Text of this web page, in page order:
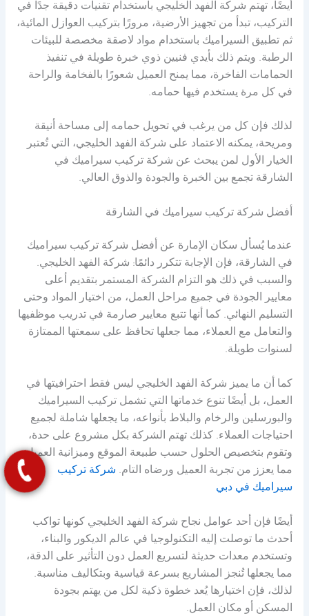
أيضًا، تهتم شركة الفهد الخليجي باستخدام تقنيات دقيقة جدًا في
التركيب، تبدأ من تجهيز الأرضية، مرورًا بتركيب العوازل المائية،
ثم تطبيق السيراميك باستخدام مواد لاصقة مخصصة للبيئات
الرطبة. ويتم ذلك بأيدي فنيين ذوي خبرة طويلة في تنفيذ
الحمامات الفاخرة، مما يمنح العميل شعورًا بالفخامة والراحة
في كل مرة يستخدم فيها حمامه.
لذلك فإن كل من يرغب في تحويل حمامه إلى مساحة أنيقة
ومريحة، يمكنه الاعتماد على شركة الفهد الخليجي، التي تُعتبر
الخيار الأول لمن يبحث عن شركة تركيب سيراميك في
الشارقة تجمع بين الخبرة والجودة والذوق العالي.
أفضل شركة تركيب سيراميك في الشارقة
عندما يُسأل سكان الإمارة عن أفضل شركة تركيب سيراميك
في الشارقة، فإن الإجابة تتكرر دائمًا: شركة الفهد الخليجي.
والسبب في ذلك هو التزام الشركة المستمر بتقديم أعلى
معايير الجودة في جميع مراحل العمل، من اختيار المواد وحتى
التسليم النهائي. كما أنها تتبع معايير صارمة في تدريب موظفيها
والتعامل مع العملاء، مما جعلها تحافظ على سمعتها الممتازة
لسنوات طويلة.
كما أن ما يميز شركة الفهد الخليجي ليس فقط احترافيتها في
العمل، بل أيضًا تنوع خدماتها التي تشمل تركيب السيراميك
والبورسلين والرخام والبلاط بأنواعه، ما يجعلها شاملة لجميع
احتياجات العملاء. كذلك تهتم الشركة بكل مشروع على حدة،
وتقوم بتخصيص الحلول حسب طبيعة الموقع وميزانية العميل،
مما يعزز من تجربة العميل ورضاه التام. شركة تركيب
سيراميك في دبي
أيضًا فإن أحد عوامل نجاح شركة الفهد الخليجي كونها تواكب
أحدث ما توصلت إليه التكنولوجيا في عالم الديكور والبناء،
وتستخدم معدات حديثة لتسريع العمل دون التأثير على الدقة،
مما يجعلها تُنجز المشاريع بسرعة قياسية وبتكاليف مناسبة.
لذلك، فإن اختيارها يُعد خطوة ذكية لكل من يهتم بجودة
المسكن أو مكان العمل.